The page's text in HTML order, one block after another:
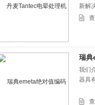
新解
瑞典
我们
器具